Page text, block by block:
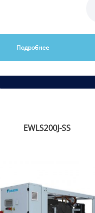
Подробнее
EWLS200J-SS